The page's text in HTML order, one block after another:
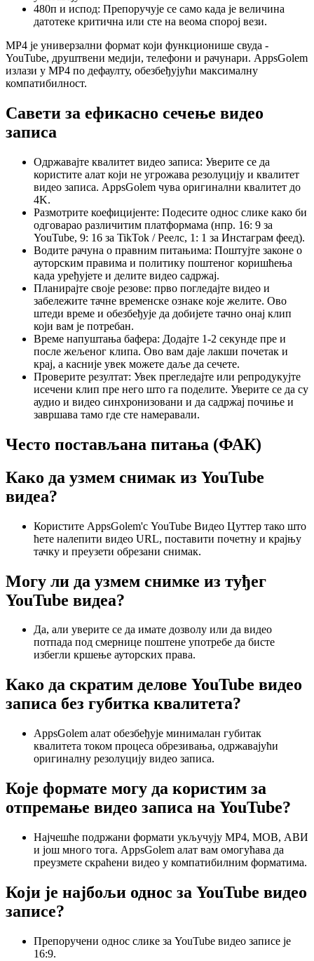
480п и испод: Препоручује се само када је величина
датотеке критична или сте на веома спорој вези.
MP4 је универзални формат који функционише свуда -
YouTube, друштвени медији, телефони и рачунари. AppsGolem
излази у MP4 по дефаулту, обезбеђујући максималну
компатибилност.
Савети за ефикасно сечење видео
записа
Одржавајте квалитет видео записа: Уверите се да
користите алат који не угрожава резолуцију и квалитет
видео записа. AppsGolem чува оригинални квалитет до
4K.
Размотрите коефицијенте: Подесите однос слике како би
одговарао различитим платформама (нпр. 16: 9 за
YouTube, 9: 16 за TikTok / Реелс, 1: 1 за Инстаграм феед).
Водите рачуна о правним питањима: Поштујте законе о
ауторским правима и политику поштеног коришћења
када уређујете и делите видео садржај.
Планирајте своје резове: прво погледајте видео и
забележите тачне временске ознаке које желите. Ово
штеди време и обезбеђује да добијете тачно онај клип
који вам је потребан.
Време напуштања бафера: Додајте 1-2 секунде пре и
после жељеног клипа. Ово вам даје лакши почетак и
крај, а касније увек можете даље да сечете.
Проверите резултат: Увек прегледајте или репродукујте
исечени клип пре него што га поделите. Уверите се да су
аудио и видео синхронизовани и да садржај почиње и
завршава тамо где сте намеравали.
Често постављана питања (ФАК)
Како да узмем снимак из YouTube
видеа?
Користите AppsGolem'с YouTube Видео Цуттер тако што
ћете налепити видео URL, поставити почетну и крајњу
тачку и преузети обрезани снимак.
Могу ли да узмем снимке из туђег
YouTube видеа?
Да, али уверите се да имате дозволу или да видео
потпада под смернице поштене употребе да бисте
избегли кршење ауторских права.
Како да скратим делове YouTube видео
записа без губитка квалитета?
AppsGolem алат обезбеђује минималан губитак
квалитета током процеса обрезивања, одржавајући
оригиналну резолуцију видео записа.
Које формате могу да користим за
отпремање видео записа на YouTube?
Најчешће подржани формати укључују MP4, МОВ, АВИ
и још много тога. AppsGolem алат вам омогућава да
преузмете скраћени видео у компатибилним форматима.
Који је најбољи однос за YouTube видео
записе?
Препоручени однос слике за YouTube видео записе је
16:9.